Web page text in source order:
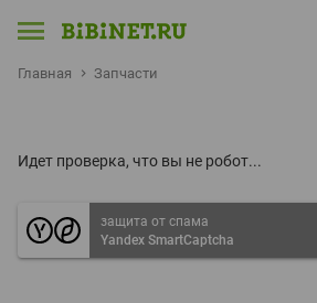
Главная Запчасти
Идет проверка, что вы не робот...
защита от спама
Yandex SmartCaptcha